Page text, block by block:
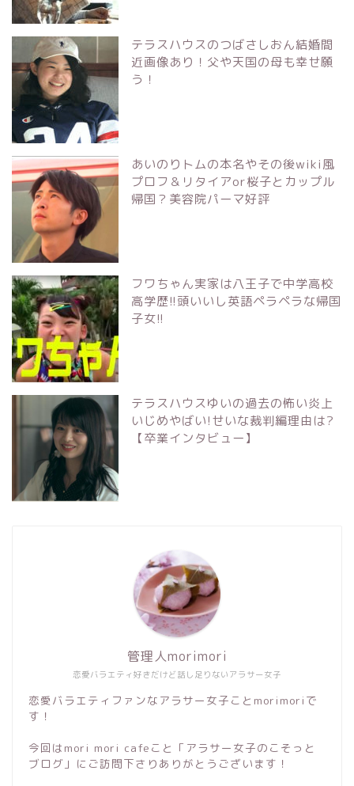
テラスハウスのつばさしおん結婚間
近画像あり！父や天国の母も幸せ願
う！
あいのりトムの本名やその後wiki風
プロフ＆リタイアor桜子とカップル
帰国？美容院パーマ好評
フワちゃん実家は八王子で中学高校
高学歴!!頭いいし英語ペラペラな帰国
子女!!
テラスハウスゆいの過去の怖い炎上
いじめやばい!せいな裁判編理由は?
【卒業インタビュー】
恋愛バラエティ好きだけど話し足りないアラサー女子
管理人morimori
恋愛バラエティファンなアラサー女子ことmorimoriで
す！
今回はmori mori cafeこと「アラサー女子のこそっと
ブログ」にご訪問下さりありがとうございます！